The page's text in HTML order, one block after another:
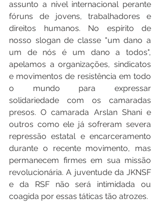
assunto a nível internacional perante
fóruns de jovens, trabalhadores e
direitos humanos. No espírito de
nosso slogan de classe "um dano a
um de nós é um dano a todos",
apelamos a organizações, sindicatos
e movimentos de resistência em todo
o mundo para expressar
solidariedade com os camaradas
presos. O camarada Arslan Shani e
outros como ele já sofreram severa
repressão estatal e encarceramento
durante o recente movimento, mas
permanecem firmes em sua missão
revolucionária. A juventude da JKNSF
e da RSF não será intimidada ou
coagida por essas táticas tão atrozes.